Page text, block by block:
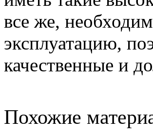
все же,
эксплуатацию,
качественные и
Похожие